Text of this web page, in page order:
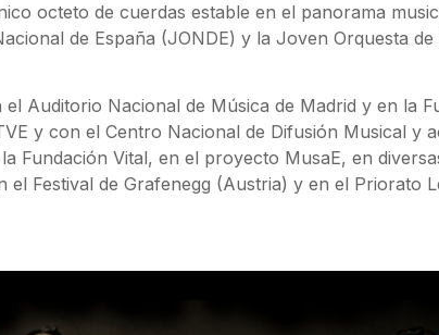
octeto de cuerdas estable en el panorama
de España (JONDE) y la Joven Orquesta
el Auditorio Nacional de Música de Madrid y en la
y con el Centro Nacional de Difusión Musical y
Fundación Vital, en el proyecto MusaE, en
el Festival de Grafenegg (Austria) y en el Priorato